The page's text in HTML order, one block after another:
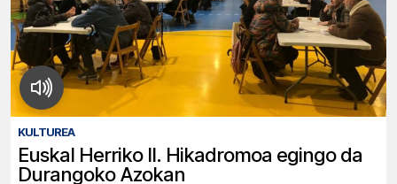
KULTUREA
Euskal Herriko II. Hikadromoa egingo da
Durangoko Azokan